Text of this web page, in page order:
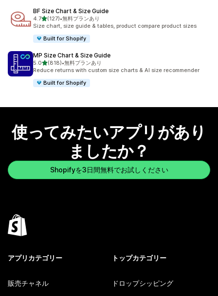
BF Size Chart & Size Guide
4.75つ星中
(127)
合計レビュー数：127件
•無料プランあり
Size chart, size guide & tables, product compare product sizes
Built for Shopify
MP Size Chart & Size Guide
5.05つ星中
(818)
合計レビュー数：818件
•無料プランあり
Reduce returns with custom size charts & AI size recommender
Built for Shopify
使ってみたいアプリがあり
ましたか？
Shopifyを3日間無料でお試しください
アプリカテゴリー
販売チャネル
トップカテゴリー
ドロップシッピング